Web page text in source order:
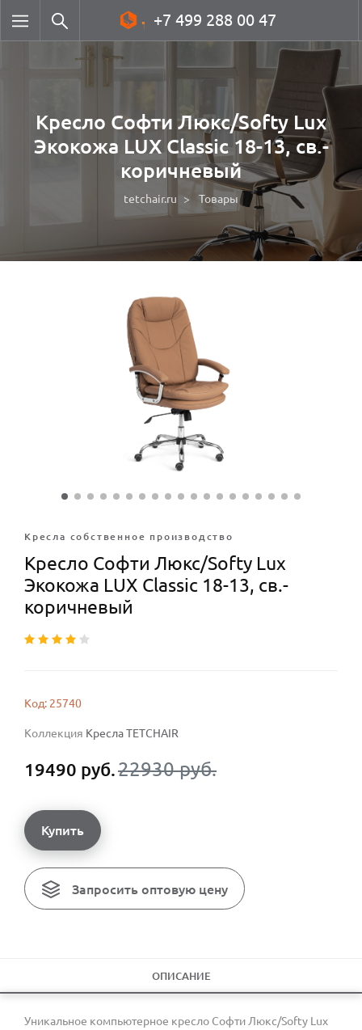
+7 499 288 00 47
Кресло Софти Люкс/Softy Lux
Экокожа LUX Classic 18-13, св.-
коричневый
tetchair.ru Товары
Кресла собственное производство
Кресло Софти Люкс/Softy Lux
Экокожа LUX Classic 18-13, св.-
коричневый
Код: 25740
Коллекция Кресла TETCHAIR
19490 руб.22930 руб.
Купить
Запросить оптовую цену
ОПИСАНИЕ
Уникальное компьютерное кресло Софти Люкс/Softy Lux